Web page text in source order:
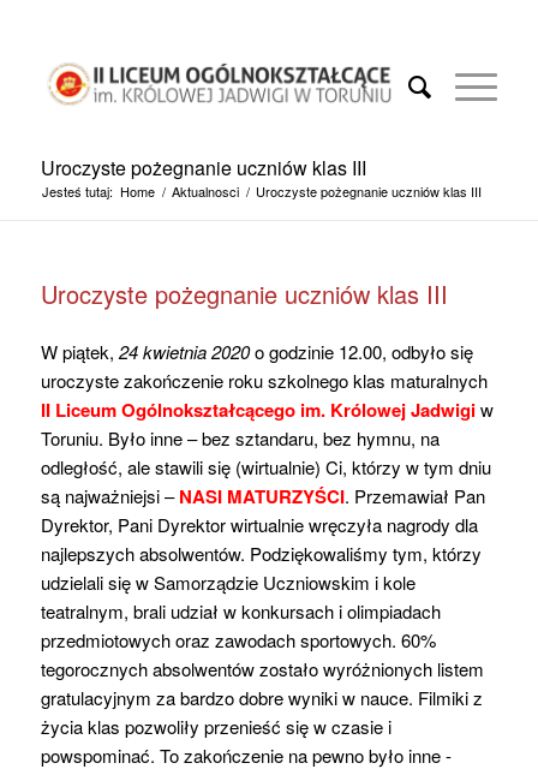
Uroczyste pożegnanie uczniów klas III
Jesteś tutaj: Home / Aktualnosci / Uroczyste pożegnanie uczniów klas III
Uroczyste pożegnanie uczniów klas III
W piątek, 24 kwietnia 2020o godzinie 12.00, odbyło się
uroczyste zakończenie roku szkolnego klas maturalnych
II Liceum Ogólnokształcącego im. Królowej Jadwigiw
Toruniu. Było inne – bez sztandaru, bez hymnu, na
odległość, ale stawili się (wirtualnie) Ci, którzy w tym dniu
są najważniejsi –NASI MATURZYŚCI. Przemawiał Pan
Dyrektor, Pani Dyrektor wirtualnie wręczyła nagrody dla
najlepszych absolwentów. Podziękowaliśmy tym, którzy
udzielali się w Samorządzie Uczniowskim i kole
teatralnym, brali udział w konkursach i olimpiadach
przedmiotowychoraz zawodach sportowych. 60%
tegorocznych absolwentów zostało wyróżnionych listem
gratulacyjnym za bardzo dobre wyniki w nauce. Filmiki z
życia klas pozwoliły przenieść się w czasie i
powspominać. To zakończenie na pewno było inne -